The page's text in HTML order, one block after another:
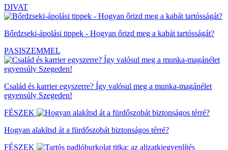
DIVAT
Bőrdzseki-ápolási tippek - Hogyan őrizd meg a kabát tartósságát?
PASISZEMMEL
Család és karrier egyszerre? Így valósul meg a munka-magánélet
egyensúly Szegeden!
FÉSZEK
Hogyan alakítsd át a fürdőszobát biztonságos térré?
FÉSZEK